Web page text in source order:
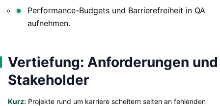
Performance-Budgets und Barrierefreiheit in QA
aufnehmen.
Vertiefung: Anforderungen und
Stakeholder
Kurz: Projekte rund um karriere scheitern selten an fehlenden